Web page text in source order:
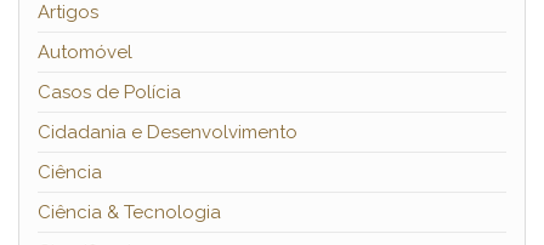
Artigos
Automóvel
Casos de Polícia
Cidadania e Desenvolvimento
Ciência
Ciência & Tecnologia